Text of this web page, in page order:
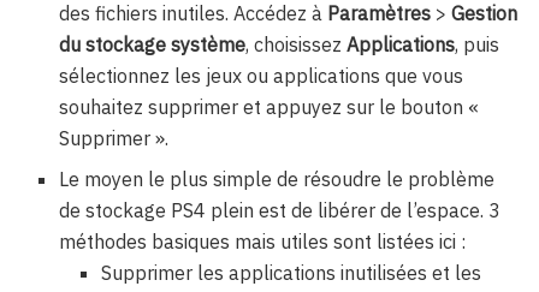
des fichiers inutiles. Accédez à Paramètres >Gestion
du stockage système, choisissezApplications, puis
sélectionnez les jeux ou applications que vous
souhaitez supprimer et appuyez sur le bouton «
Supprimer ».
Le moyen le plus simple de résoudre le problème
de stockage PS4 plein est de libérer de l’espace. 3
méthodes basiques mais utiles sont listées ici :
Supprimer les applications inutilisées et les